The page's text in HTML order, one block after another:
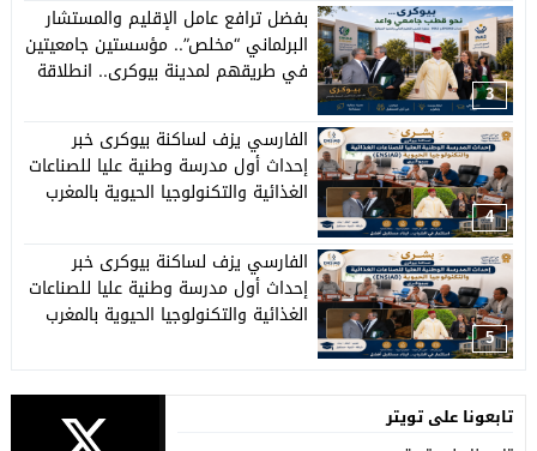
3
بفضل ترافع عامل الإقليم والمستشار
البرلماني “مخلص”.. مؤسستين جامعيتين
في طريقهم لمدينة بيوكرى.. انطلاقة
بعاصمة الإقليم.
4
الفارسي يزف لساكنة بيوكرى خبر
إحداث أول مدرسة وطنية عليا للصناعات
الغذائية والتكنولوجيا الحيوية بالمغرب
5
الفارسي يزف لساكنة بيوكرى خبر
إحداث أول مدرسة وطنية عليا للصناعات
الغذائية والتكنولوجيا الحيوية بالمغرب
تابعونا على تويتر